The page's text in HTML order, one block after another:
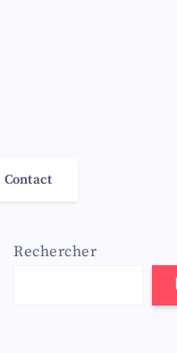
Contact
Rechercher